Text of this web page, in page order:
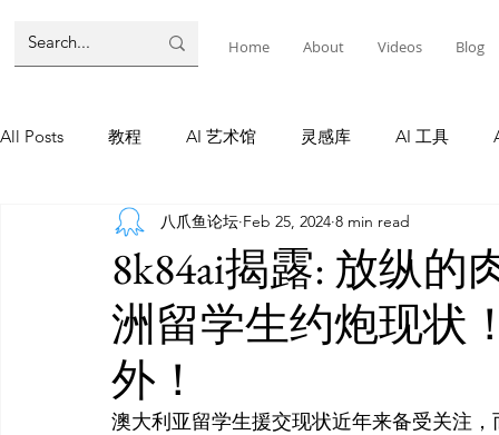
Home About Videos Blog
All Posts 教程 AI 艺术馆 灵感库 AI 工具
AI 工具 AI Tool Tutorials
灵感库 AI 新闻 灵感库 教程
8k84ai揭露: 放纵
洲留学生约炮现状
外！
八爪鱼论坛 Feb 25, 2024 8 min read
澳大利亚留学生援交现状近年来备受关注，